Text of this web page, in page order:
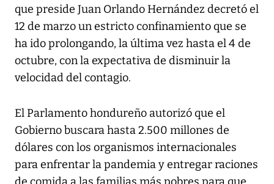
que preside Juan Orlando Hernández decretó el
12 de marzo un estricto confinamiento que se
ha ido prolongando, la última vez hasta el 4 de
octubre, con la expectativa de disminuir la
velocidad del contagio.
El Parlamento hondureño autorizó que el
Gobierno buscara hasta 2.500 millones de
dólares con los organismos internacionales
para enfrentar la pandemia y entregar raciones